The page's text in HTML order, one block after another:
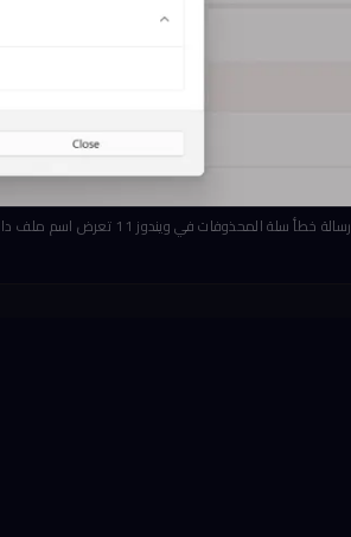
رسالة خطأ سلة المحذوفات في ويندوز 11 تعرض اسم ملف داخلي بدلاً من الاسم الأصلي